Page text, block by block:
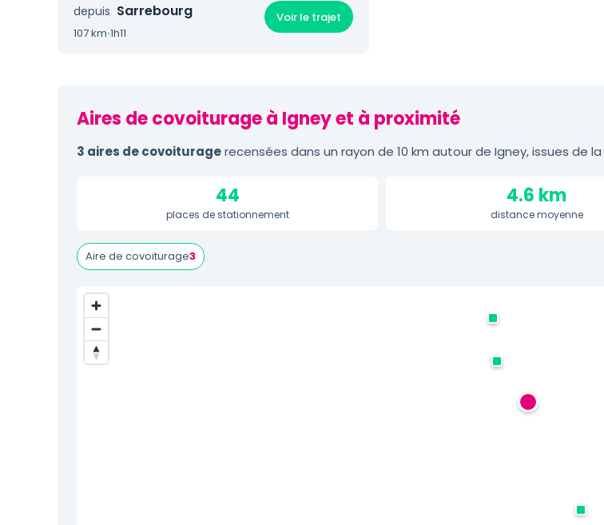
depuis Sarrebourg
107 km·1h11
Voir le trajet
Aires de covoiturage à Igney et à proximité
3 aires de covoituragerecensées dans un rayon de 10 km autour de Igney, issues de la
44
places de stationnement
4.6 km
distance moyenne
Aire de covoiturage3